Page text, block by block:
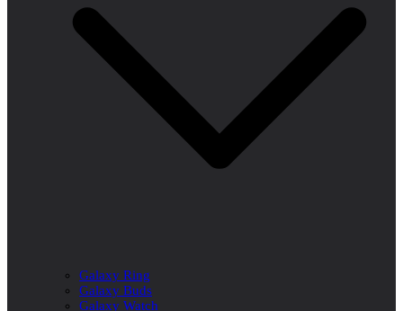
Galaxy Ring
Galaxy Buds
Galaxy Watch